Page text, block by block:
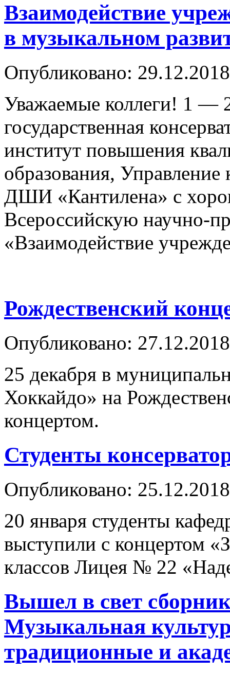
Взаимодействие
в музыкальном
Опубликовано: 29.12.2018
Уважаемые коллеги! 1 —
государственная
институт повышения
образования,
ДШИ «Кантилена» с
Всероссийскую научно-
«Взаимодействие
Рождественский
Опубликовано: 27.12.2018
25 декабря в
Хоккайдо» на
концертом.
Студенты
Опубликовано: 25.12.2018
20 января студенты
выступили с концертом
классов Лицея № 22
Вышел в свет
Музыкальная
традиционные и